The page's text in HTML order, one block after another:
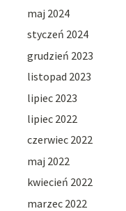
maj 2024
styczeń 2024
grudzień 2023
listopad 2023
lipiec 2023
lipiec 2022
czerwiec 2022
maj 2022
kwiecień 2022
marzec 2022